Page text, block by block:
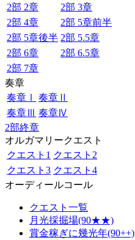
2部 2章
2部 3章
2部 4章
2部 5章前半
2部 5章後半 2部 5.5章
2部 6章
2部 6.5章
2部 7章
奏章
奏章Ⅰ
奏章Ⅱ
奏章Ⅲ 奏章Ⅳ
2部終章
オルガマリークエスト
クエスト1 クエスト2
クエスト3 クエスト4
オーディールコール
クエスト一覧
月光採掘場(90★★)
賞金稼ぎに幾光年(90++)